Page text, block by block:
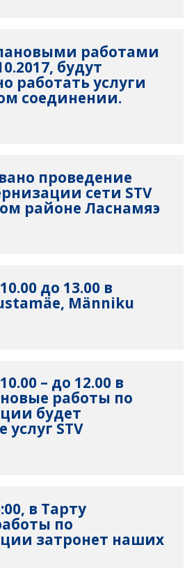
работами
будут
работать услуги
соединении.
проведение
сети STV
районе Ласнамяэ
до 13.00 в
Männiku
– до 12.00 в
работы по
будет
STV
в Тарту
по
затронет наших